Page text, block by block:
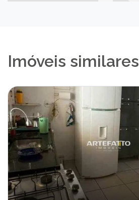
Imóveis similares